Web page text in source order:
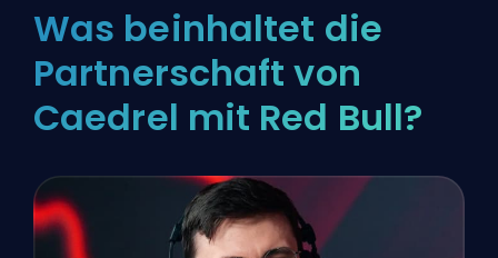
Was beinhaltet die
Partnerschaft von
Caedrel mit Red Bull?